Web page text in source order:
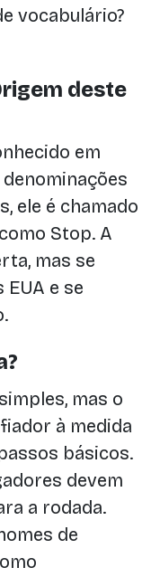
vocabulário?
deste
em
ele é chamado
Stop. A
mas se
e se
mas o
à medida
básicos.
devem
a rodada.
de